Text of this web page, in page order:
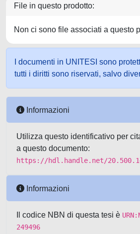
File in questo prodotto:
Non ci sono file associati a questo
I documenti in UNITESI sono
tutti i diritti sono riservati, salvo
Informazioni
Utilizza questo identificativo per
a questo documento:
https://hdl.handle.net/
Informazioni
Il codice NBN di questa tesi è
249496